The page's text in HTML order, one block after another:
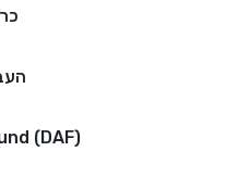
(DAF)